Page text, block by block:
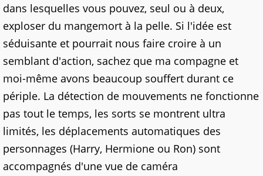
dans lesquelles vous pouvez, seul ou à deux,
exploser du mangemort à la pelle. Si l'idée est
séduisante et pourrait nous faire croire à un
semblant d'action, sachez que ma compagne et
moi-même avons beaucoup souffert durant ce
périple. La détection de mouvements ne fonctionne
pas tout le temps, les sorts se montrent ultra
limités, les déplacements automatiques des
personnages (Harry, Hermione ou Ron) sont
accompagnés d'une vue de caméra